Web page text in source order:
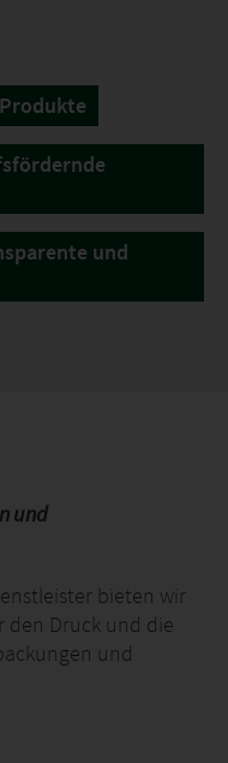
und
und
bieten wir
den Druck und die
und
in Murrhardt
und produzieren wir